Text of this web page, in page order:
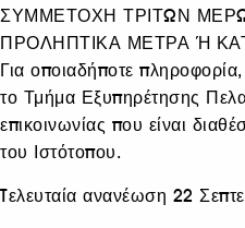
ΣΥΜΜΕΤΟΧΗ ΤΡΙΤΩΝ
ΠΡΟΛΗΠΤΙΚΑ ΜΕΤΡΑ Ή
Για οποιαδήποτε
το Τμήμα Εξυπηρέτησης
επικοινωνίας που είναι
του Ιστότοπου.
Tελευταία ανανέωση 22